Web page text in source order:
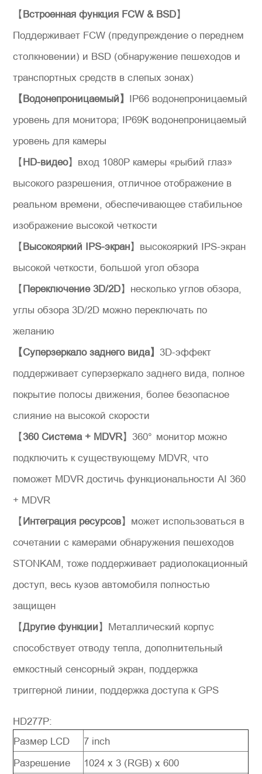
Отправить сообщение
【 Встроенная функция FCW & BSD】
Поддерживает FCW (предупреждение о переднем
столкновении) и BSD (обнаружение пешеходов и
транспортных средств в слепых зонах)
【Водонепроницаемый】
IP66 водонепроницаемый
уровень для монитора; IP69K водонепроницаемый
уровень для камеры
【 HD-видео】вход 1080P камеры «рыбий глаз»
высокого разрешения, отличное отображение в
реальном времени, обеспечивающее стабильное
изображение высокой четкости
【 Высокояркий IPS-экран】высокояркий IPS-экран
высокой четкости, большой угол обзора
【 Переключение 3D/2D】несколько углов обзора,
углы обзора 3D/2D можно переключать по
желанию
【Суперзеркало заднего вида】 3D-эффект
поддерживает суперзеркало заднего вида, полное
покрытие полосы движения, более безопасное
слияние на высокой скорости
【360 Система + MDVR】360° монитор можно
подключить к существующему MDVR, что
поможет MDVR достичь функциональности AI 360
+ MDVR
【 Интеграция ресурсов】может использоваться в
сочетании с камерами обнаружения пешеходов
STONKAM, тоже поддерживает радиолокационный
доступ, весь кузов автомобиля полностью
защищен
【Другие функции 】Металлический корпус
способствует отводу тепла, дополнительный
емкостный сенсорный экран, поддержка
триггерной линии, поддержка доступа к GPS
HD277P:
Размер LCD
7 inch
Разрешение
1024 x 3 (RGB) x 600